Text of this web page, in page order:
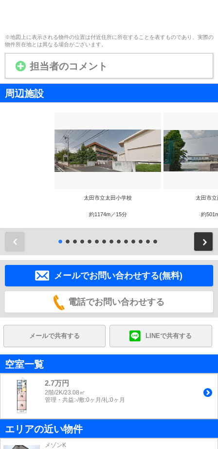
※地図上に表示される物件の位置は付近住所に所在することを表すものであり、実際の
物件所在地とは異なる場合がございます。
担当者のコメント
周辺施設
太田市立太田小学校
約1174m／15分
太田市
約
メールでお問い合わせする(無料)
電話でお問い合わせする
メールで共有する LINEで共有する
空室一覧
2.7万円
2階/2K/23.08㎡
管理・共益:-/敷:0ヶ月/礼:0ヶ月
エリアの近い物件
メゾンK